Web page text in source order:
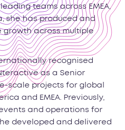
teams across EMEA,
she has produced and
growth across multiple
recognised
as a Senior
scale projects for global
and EMEA. Previously,
and operations for
developed and delivered